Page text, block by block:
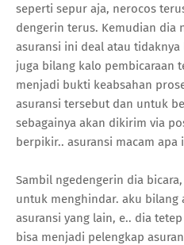
seperti sepur aja, nerocos
dengerin terus. Kemudian dia
asuransi ini deal atau
juga bilang kalo pembicaraan
menjadi bukti keabsahan
asuransi tersebut dan untuk
sebagainya akan dikirim via
berpikir.. asuransi macam apa
Sambil ngedengerin dia
untuk menghindar. aku bilang
asuransi yang lain, e.. dia
bisa menjadi pelengkap